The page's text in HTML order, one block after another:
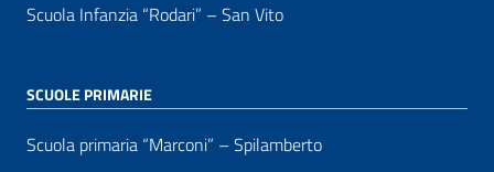
Scuola Infanzia “Rodari” – San Vito
SCUOLE PRIMARIE
Scuola primaria “Marconi” – Spilamberto